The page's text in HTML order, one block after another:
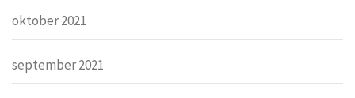
oktober 2021
september 2021